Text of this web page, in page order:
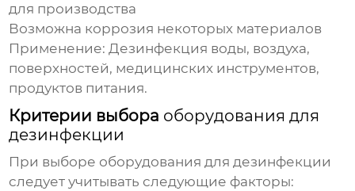
для производства
Возможна коррозия некоторых материалов
Применение: Дезинфекция воды, воздуха,
поверхностей, медицинских инструментов,
продуктов питания.
Критерии выбора оборудования для
дезинфекции
При выборе оборудования для дезинфекции
следует учитывать следующие факторы: